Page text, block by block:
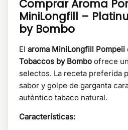
Comprar Aroma
MiniLongfill –
by Bombo
El aroma MiniLongfill Pompeii
Tobaccos by Bombo ofrece
selectos. La receta preferida
sabor y golpe de garganta
auténtico tabaco natural.
Características: